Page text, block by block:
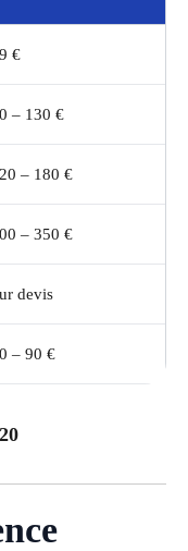
€
– 130 €
– 180 €
– 350 €
devis
– 90 €